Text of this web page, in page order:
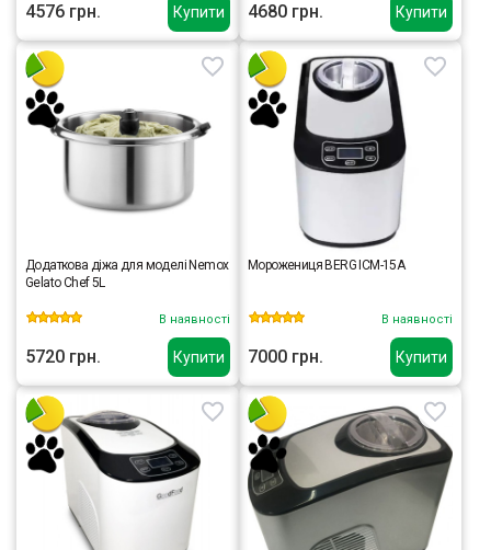
Купити
4576 грн. Купити
4680 грн.
Купити
Додаткова діжа для моделі Nemox
Gelato Chef 5L
В наявності
5720 грн. Купити
Морожениця BERG ICM-15A
В наявності
7000 грн.